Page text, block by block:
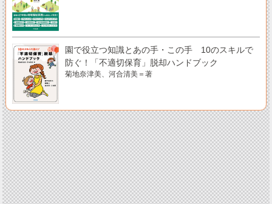
園で役立つ知識とあの手・この手 10のスキルで
防ぐ！「不適切保育」脱却ハンドブック
菊地奈津美、河合清美＝著